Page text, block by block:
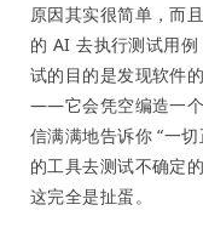
原因其实很简单，而
的 AI 去执行测试用
试的目的是发现软件
——它会凭空编造一个
信满满地告诉你 “一
的工具去测试不确定
这完全是扯蛋。